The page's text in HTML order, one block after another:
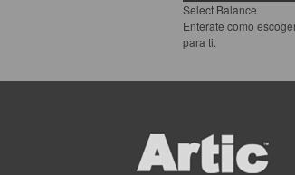
Select Balance
Enterate como
para ti.